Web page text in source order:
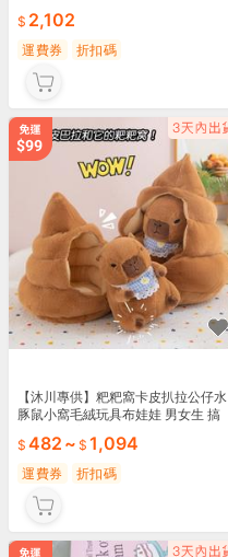
2,102
運費券 折扣碼
【沐川專供】粑粑窩卡皮扒拉公仔水
豚鼠小窩毛絨玩具布娃娃 男女生 搞
482 ~ 1,094
運費券 折扣碼